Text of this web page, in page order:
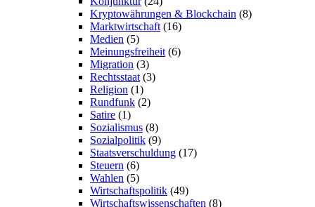
Kryptowährungen & Blockchain (8)
Marktwirtschaft (16)
Medien (5)
Meinungsfreiheit (6)
Migration (3)
Rechtsstaat (3)
Religion (1)
Rundfunk (2)
Satire (1)
Sozialismus (8)
Sozialpolitik (9)
Staatsverschuldung (17)
Steuern (6)
Wahlen (5)
Wirtschaftspolitik (49)
Wirtschaftswissenschaften (8)